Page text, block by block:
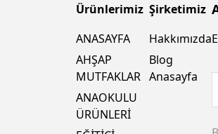
Ürünlerimiz
ANASAYFA
AHŞAP
MUTFAKLAR
ANAOKULU
ÜRÜNLERİ
Şirketimiz
Hakkımızda
Blog
Anasayfa